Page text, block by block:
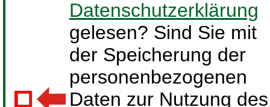
Datenschutzerklärung
gelesen? Sind Sie mit
der Speicherung der
personenbezogenen
Daten zur Nutzung des